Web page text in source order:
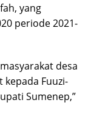
yang
periode 2021-
desa
kepada Fuuzi-
Sumenep,”